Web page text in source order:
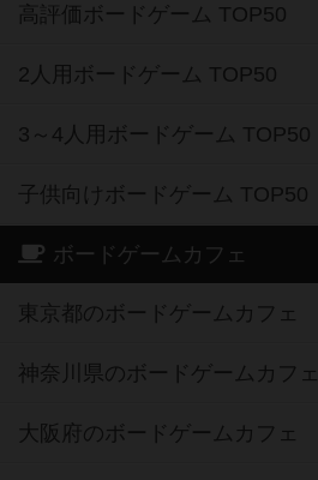
高評価ボードゲーム TOP50
2人用ボードゲーム TOP50
3～4人用ボードゲーム TOP50
子供向けボードゲーム TOP50
ボードゲームカフェ
東京都のボードゲームカフェ
神奈川県のボードゲームカフェ
大阪府のボードゲームカフェ